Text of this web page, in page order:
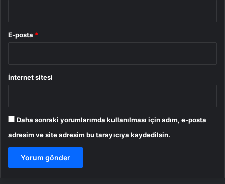
E-posta *
İnternet sitesi
Daha sonraki yorumlarımda kullanılması için adım, e-posta
adresim ve site adresim bu tarayıcıya kaydedilsin.